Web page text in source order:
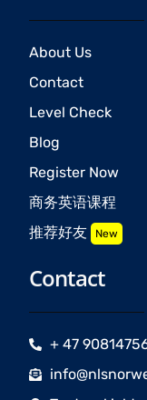
About Us
Contact
Level Check
Blog
Register Now
商务英语课程
推荐好友 New
Contact
+ 47